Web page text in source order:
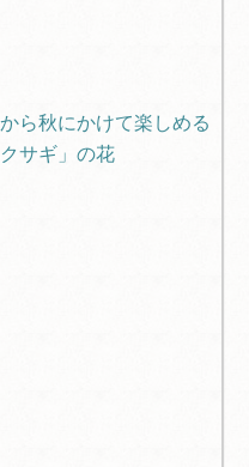
ら秋にかけて楽しめる
クサギ」の花